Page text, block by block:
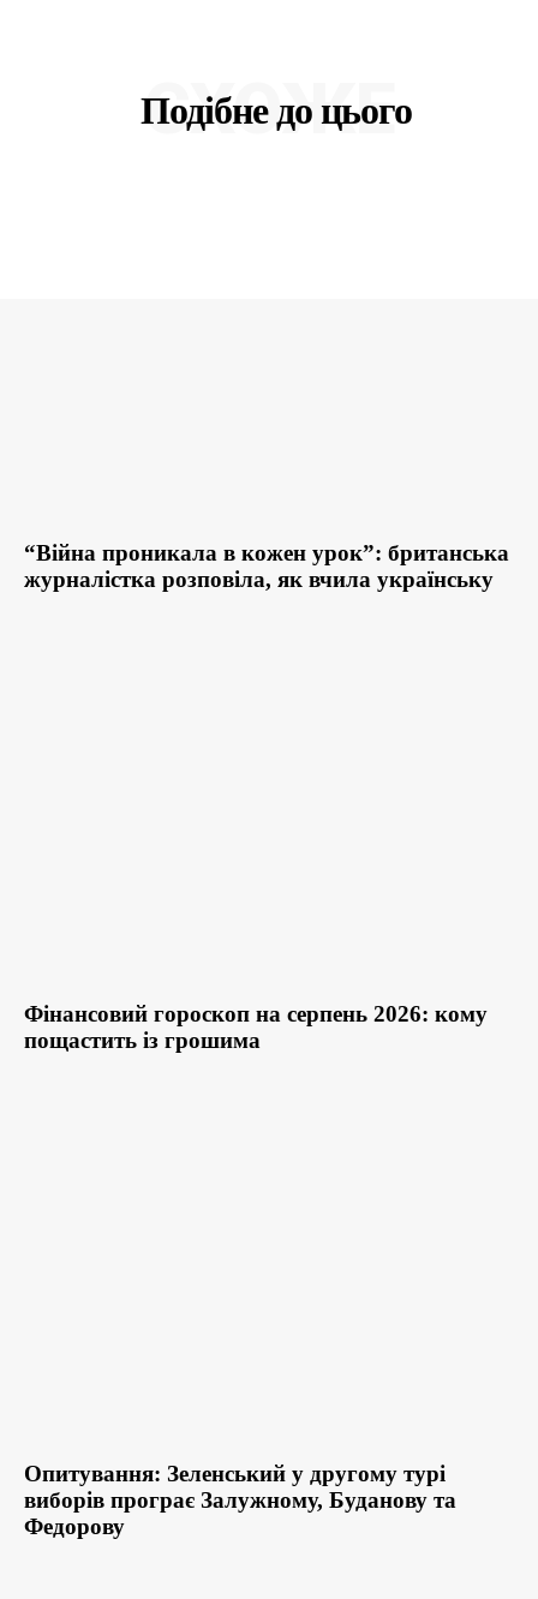
Подібне до цього
СХОЖЕ
“Війна проникала в кожен урок”: британська
журналістка розповіла, як вчила українську
Фінансовий гороскоп на серпень 2026: кому
пощастить із грошима
Опитування: Зеленський у другому турі
виборів програє Залужному, Буданову та
Федорову